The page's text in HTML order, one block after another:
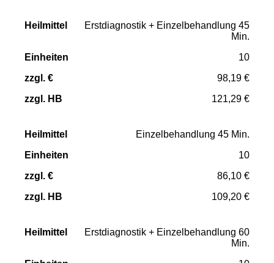
Erstdiagnostik + Einzelbehandlung 45
Min.
10
98,19 €
121,29 €
Einzelbehandlung 45 Min.
10
86,10 €
109,20 €
Erstdiagnostik + Einzelbehandlung 60
Min.